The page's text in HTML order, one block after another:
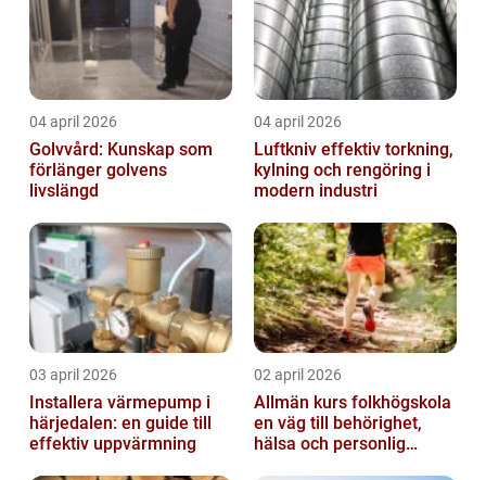
04 april 2026
Golvvård: Kunskap som
förlänger golvens
livslängd
04 april 2026
Luftkniv effektiv torkning,
kylning och rengöring i
modern industri
03 april 2026
Installera värmepump i
härjedalen: en guide till
effektiv uppvärmning
02 april 2026
Allmän kurs folkhögskola
en väg till behörighet,
hälsa och personlig